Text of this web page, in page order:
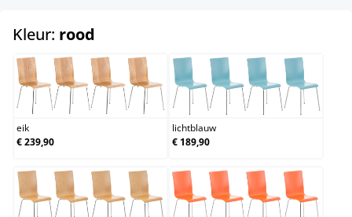
Kleur: rood
eik
eik
€ 239,90
lichtblauw
lichtblauw
€ 189,90
natura oranje